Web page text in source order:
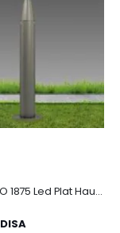
PORTOFINO 1875 Led Plat Haut 4000K graphite